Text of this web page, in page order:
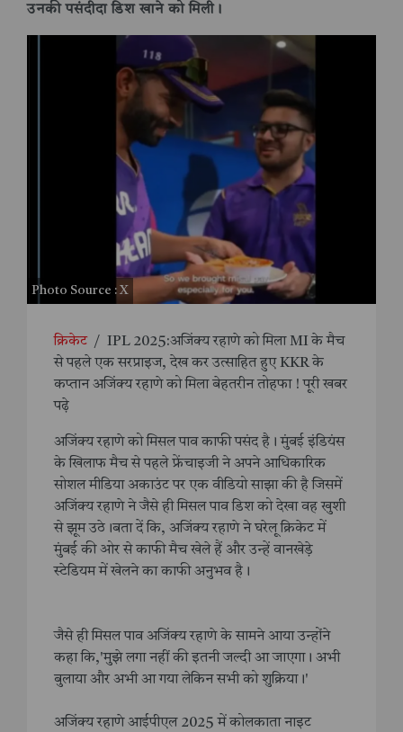
उनकी पसंदीदा डिश खाने को मिली।
Photo Source : X
क्रिकेट / IPL 2025:अजिंक्य रहाणे को मिला MI के मैच
से पहले एक सरप्राइज, देख कर उत्साहित हुए KKR के
कप्तान अजिंक्य रहाणे को मिला बेहतरीन तोहफा ! पूरी खबर
पढ़े
अजिंक्य रहाणे को मिसल पाव काफी पसंद है। मुंबई इंडियंस
के खिलाफ मैच से पहले फ्रेंचाइजी ने अपने आधिकारिक
सोशल मीडिया अकाउंट पर एक वीडियो साझा की है जिसमें
अजिंक्य रहाणे ने जैसे ही मिसल पाव डिश को देखा वह खुशी
से झूम उठे।बता दें कि, अजिंक्य रहाणे ने घरेलू क्रिकेट में
मुंबई की ओर से काफी मैच खेले हैं और उन्हें वानखेड़े
स्टेडियम में खेलने का काफी अनुभव है।
जैसे ही मिसल पाव अजिंक्य रहाणे के सामने आया उन्होंने
कहा कि,'मुझे लगा नहीं की इतनी जल्दी आ जाएगा। अभी
बुलाया और अभी आ गया लेकिन सभी को शुक्रिया।'
अजिंक्य रहाणे आईपीएल 2025 में कोलकाता नाइट